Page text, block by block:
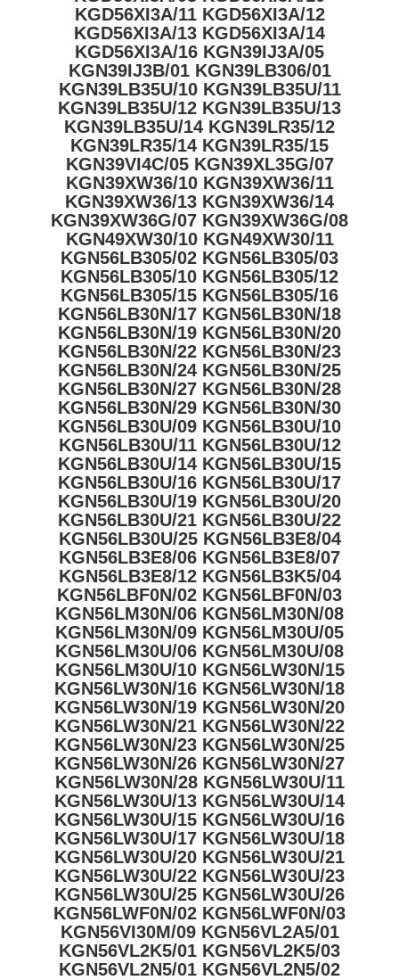
KGD56XI3A/11 KGD56XI3A/12
KGD56XI3A/13 KGD56XI3A/14
KGD56XI3A/16 KGN39IJ3A/05
KGN39IJ3B/01 KGN39LB306/01
KGN39LB35U/10 KGN39LB35U/11
KGN39LB35U/12 KGN39LB35U/13
KGN39LB35U/14 KGN39LR35/12
KGN39LR35/14 KGN39LR35/15
KGN39VI4C/05 KGN39XL35G/07
KGN39XW36/10 KGN39XW36/11
KGN39XW36/13 KGN39XW36/14
KGN39XW36G/07 KGN39XW36G/08
KGN49XW30/10 KGN49XW30/11
KGN56LB305/02 KGN56LB305/03
KGN56LB305/10 KGN56LB305/12
KGN56LB305/15 KGN56LB305/16
KGN56LB30N/17 KGN56LB30N/18
KGN56LB30N/19 KGN56LB30N/20
KGN56LB30N/22 KGN56LB30N/23
KGN56LB30N/24 KGN56LB30N/25
KGN56LB30N/27 KGN56LB30N/28
KGN56LB30N/29 KGN56LB30N/30
KGN56LB30U/09 KGN56LB30U/10
KGN56LB30U/11 KGN56LB30U/12
KGN56LB30U/14 KGN56LB30U/15
KGN56LB30U/16 KGN56LB30U/17
KGN56LB30U/19 KGN56LB30U/20
KGN56LB30U/21 KGN56LB30U/22
KGN56LB30U/25 KGN56LB3E8/04
KGN56LB3E8/06 KGN56LB3E8/07
KGN56LB3E8/12 KGN56LB3K5/04
KGN56LBF0N/02 KGN56LBF0N/03
KGN56LM30N/06 KGN56LM30N/08
KGN56LM30N/09 KGN56LM30U/05
KGN56LM30U/06 KGN56LM30U/08
KGN56LM30U/10 KGN56LW30N/15
KGN56LW30N/16 KGN56LW30N/18
KGN56LW30N/19 KGN56LW30N/20
KGN56LW30N/21 KGN56LW30N/22
KGN56LW30N/23 KGN56LW30N/25
KGN56LW30N/26 KGN56LW30N/27
KGN56LW30N/28 KGN56LW30U/11
KGN56LW30U/13 KGN56LW30U/14
KGN56LW30U/15 KGN56LW30U/16
KGN56LW30U/17 KGN56LW30U/18
KGN56LW30U/20 KGN56LW30U/21
KGN56LW30U/22 KGN56LW30U/23
KGN56LW30U/25 KGN56LW30U/26
KGN56LWF0N/02 KGN56LWF0N/03
KGN56VI30M/09 KGN56VL2A5/01
KGN56VL2K5/01 KGN56VL2K5/03
KGN56VL2N5/01 KGN56VL2N5/02